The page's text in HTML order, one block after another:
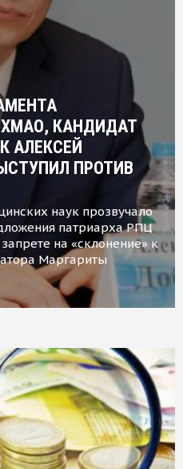
КАНДИДАТ
АЛЕКСЕЙ
ПРОТИВ
наук прозвучало
патриарха РПЦ
на «склонение» к
Маргариты